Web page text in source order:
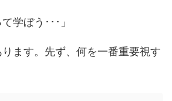
学ぼう･･･」
ます。先ず、何を一番重要視す